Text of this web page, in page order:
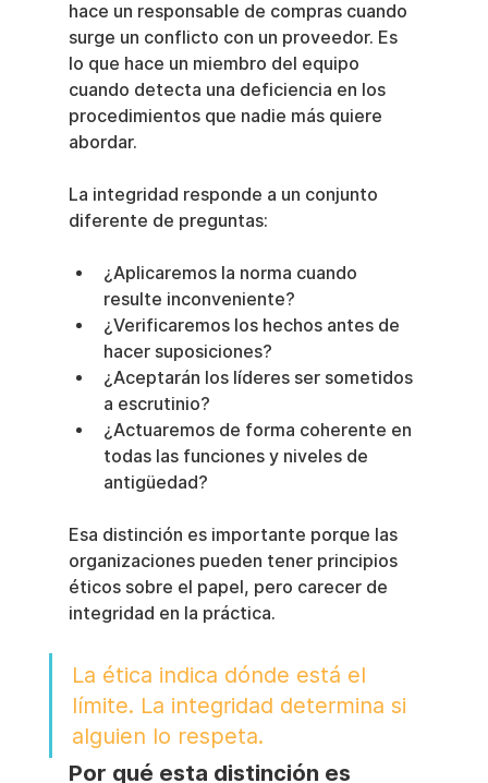
hace un responsable de compras cuando
surge un conflicto con un proveedor. Es
lo que hace un miembro del equipo
cuando detecta una deficiencia en los
procedimientos que nadie más quiere
abordar.
La integridad responde a un conjunto
diferente de preguntas:
¿Aplicaremos la norma cuando
resulte inconveniente?
¿Verificaremos los hechos antes de
hacer suposiciones?
¿Aceptarán los líderes ser sometidos
a escrutinio?
¿Actuaremos de forma coherente en
todas las funciones y niveles de
antigüedad?
Esa distinción es importante porque las
organizaciones pueden tener principios
éticos sobre el papel, pero carecer de
integridad en la práctica.
La ética indica dónde está el
límite. La integridad determina si
alguien lo respeta.
Por qué esta distinción es